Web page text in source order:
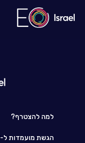
למה להצטרף?
הגשת מועמדות ל-EO